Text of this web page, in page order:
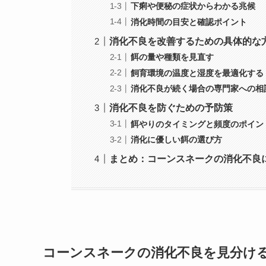
下痢や便秘の症状からわかる兆候
消化時間の目安と確認ポイント
消化不良を改善するための具体的な
餌の量や種類を見直す
飼育環境の温度と湿度を最適化する
消化不良が続く場合の専門家への相
消化不良を防ぐための予防策
餌やりのタイミングと頻度のポイン
消化に優しい餌の選び方
まとめ：コーンスネークの消化不良
コーンスネークの消化不良を見分け